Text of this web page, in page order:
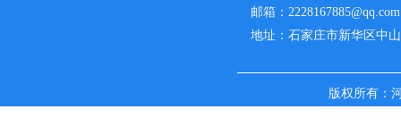
邮箱：2228167885@qq.com
地址：石家庄市新华区中
版权所有：